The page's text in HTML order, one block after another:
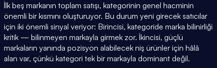
İlk beş markanın toplam satışı, kategorinin genel hacminin
önemli bir kısmını oluşturuyor. Bu durum yeni girecek satıcılar
için iki önemli sinyal veriyor: Birincisi, kategoride marka bilinirliği
kritik — bilinmeyen markayla girmek zor. İkincisi, güçlü
markaların yanında pozisyon alabilecek niş ürünler için hâlâ
alan var, çünkü kategori tek bir markayla dominant değil.